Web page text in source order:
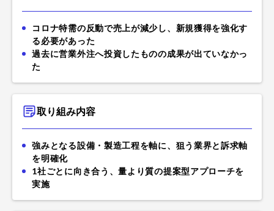
コロナ特需の反動で売上が減少し、新規獲得を強化す
る必要があった
過去に営業外注へ投資したものの成果が出ていなかっ
た
取り組み内容
強みとなる設備・製造工程を軸に、狙う業界と訴求軸
を明確化
1社ごとに向き合う、量より質の提案型アプローチを
実施